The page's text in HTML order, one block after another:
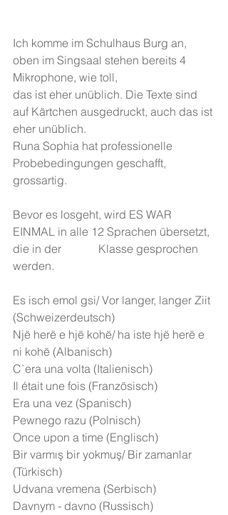
Ich komme im Schulhaus Burg an,
oben im Singsaal stehen bereits 4
Mikrophone, wie toll,
das ist eher unüblich. Die Texte sind
auf Kärtchen ausgedruckt, auch das ist
eher unüblich.
Runa Sophia hat professionelle
Probebedingungen geschafft,
grossartig.
Bevor es losgeht, wird ES WAR
EINMAL in alle 12 Sprachen übersetzt,
die in der             Klasse gesprochen
werden.
Es isch emol gsi/ Vor langer, langer Ziit
(Schweizerdeutsch)
Një herë e hjë kohë/ ha iste hjë herë e
ni kohë (Albanisch)
C`era una volta (Italienisch)
Il était une fois (Französisch)
Era una vez (Spanisch)
Pewnego razu (Polnisch)
Once upon a time (Englisch)
Bir varmış bir yokmuş/ Bir zamanlar
(Türkisch)
Udvana vremena (Serbisch)
Davnym - davno (Russisch)